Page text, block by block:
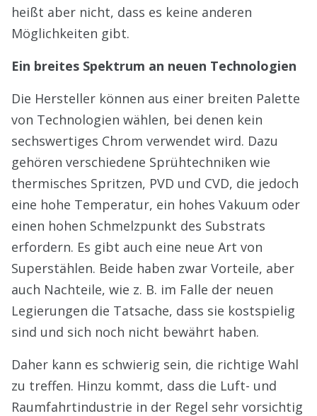
heißt aber nicht, dass es keine anderen
Möglichkeiten gibt.
Ein breites Spektrum an neuen Technologien
Die Hersteller können aus einer breiten Palette
von Technologien wählen, bei denen kein
sechswertiges Chrom verwendet wird. Dazu
gehören verschiedene Sprühtechniken wie
thermisches Spritzen, PVD und CVD, die jedoch
eine hohe Temperatur, ein hohes Vakuum oder
einen hohen Schmelzpunkt des Substrats
erfordern. Es gibt auch eine neue Art von
Superstählen. Beide haben zwar Vorteile, aber
auch Nachteile, wie z. B. im Falle der neuen
Legierungen die Tatsache, dass sie kostspielig
sind und sich noch nicht bewährt haben.
Daher kann es schwierig sein, die richtige Wahl
zu treffen. Hinzu kommt, dass die Luft- und
Raumfahrtindustrie in der Regel sehr vorsichtig